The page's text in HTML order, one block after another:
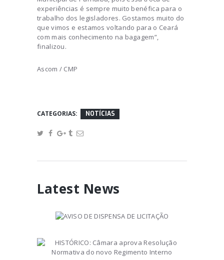
experiências é sempre muito benéfica para o
trabalho dos legisladores. Gostamos muito do
que vimos e estamos voltando para o Ceará
com mais conhecimento na bagagem”,
finalizou.
Ascom / CMP
CATEGORIAS: NOTÍCIAS
Latest News
AVISO DE DISPENSA DE
February 11, 2025
HISTÓRICO: Câmara aprova
Resolução Normativa do